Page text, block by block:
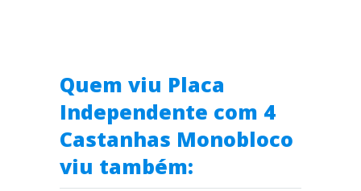
Quem viu Placa
Independente com 4
Castanhas Monobloco
viu também: